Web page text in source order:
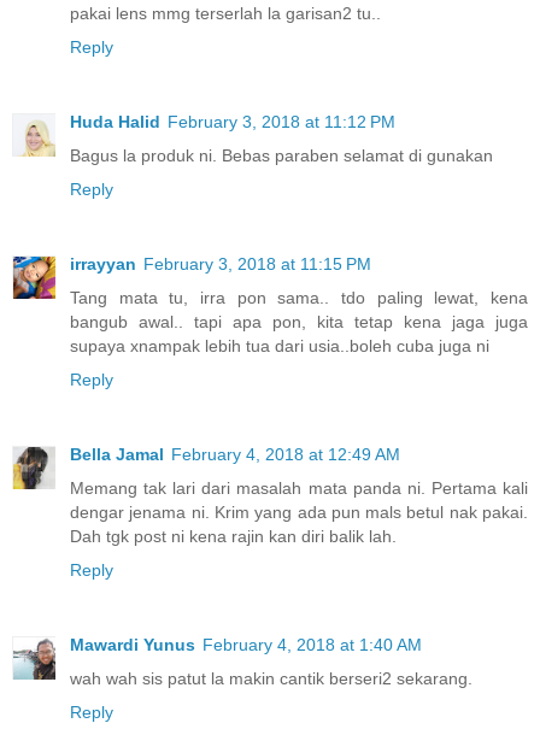
pakai lens mmg terserlah la garisan2 tu..
Reply
Huda Halid February 3, 2018 at 11:12 PM
Bagus la produk ni. Bebas paraben selamat di gunakan
Reply
irrayyan February 3, 2018 at 11:15 PM
Tang mata tu, irra pon sama.. tdo paling lewat, kena
bangub awal.. tapi apa pon, kita tetap kena jaga juga
supaya xnampak lebih tua dari usia..boleh cuba juga ni
Reply
Bella Jamal February 4, 2018 at 12:49 AM
Memang tak lari dari masalah mata panda ni. Pertama kali
dengar jenama ni. Krim yang ada pun mals betul nak pakai.
Dah tgk post ni kena rajin kan diri balik lah.
Reply
Mawardi Yunus February 4, 2018 at 1:40 AM
wah wah sis patut la makin cantik berseri2 sekarang.
Reply